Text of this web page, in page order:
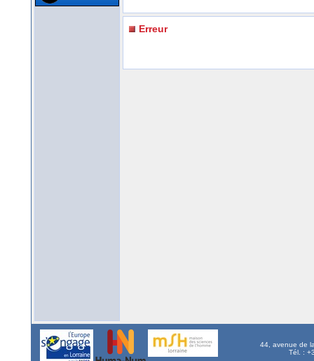
Erreur
44, avenue de
Tél. :